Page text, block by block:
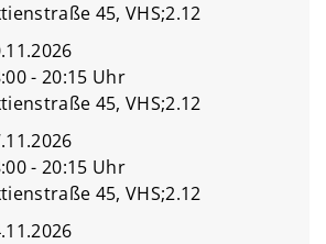
45, VHS;2.12
- 20:15 Uhr
45, VHS;2.12
- 20:15 Uhr
45, VHS;2.12